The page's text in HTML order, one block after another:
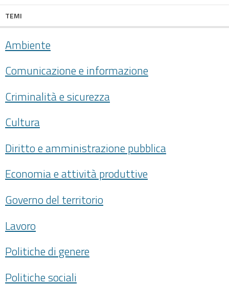
TEMI
Ambiente
Comunicazione e informazione
Criminalità e sicurezza
Cultura
Diritto e amministrazione pubblica
Economia e attività produttive
Governo del territorio
Lavoro
Politiche di genere
Politiche sociali